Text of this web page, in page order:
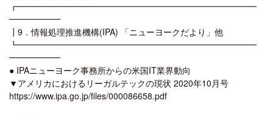
┏━━━━━━━━━━━━━━━━━━━━━━━━━━━━
━━━━━━
┃9．情報処理推進機構(IPA) 「ニューヨークだより」他
┗━━━━━━━━━━━━━━━━━━━━━━━━━━━━
━━━━━━
● IPAニューヨーク事務所からの米国IT業界動向
▼アメリカにおけるリーガルテックの現状 2020年10月号
https://www.ipa.go.jp/files/000086658.pdf